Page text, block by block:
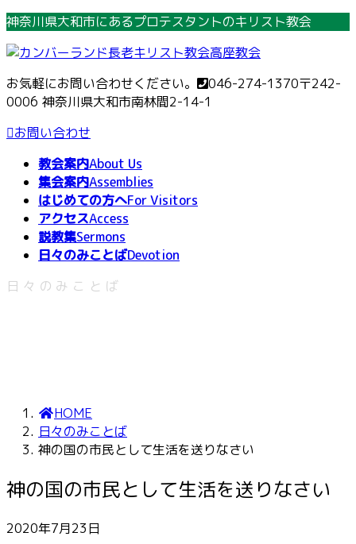
コ
テ
ン
ツ
へ
ス
ナ
ゲ
ー
シ
ョ
ン
神奈川県大和市にあるプロテスタントのキリスト教会
お気軽にお問い合わせください。 046-274-1370〒242-
0006 神奈川県大和市南林間2-14-1
お問い合わせ
教会案内About Us
集会案内Assemblies
はじめての方へFor Visitors
アクセスAccess
説教集Sermons
日々のみことばDevotion
日々のみことば
HOME
日々のみことば
神の国の市民として生活を送りなさい
神の国の市民として生活を送りなさい
2020年7月23日